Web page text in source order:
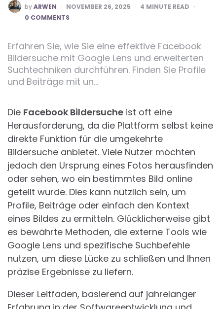
POSTED
BY
byARWEN NOVEMBER 26, 2025 4 MINUTE READ
0 COMMENTS
Erfahren Sie, wie Sie eine effektive Facebook
Bildersuche mit Google Lens und erweiterten
Suchtechniken durchführen. Finden Sie Profile
und Beiträge mit un…
Die Facebook Bildersuche ist oft eine
Herausforderung, da die Plattform selbst keine
direkte Funktion für die umgekehrte
Bildersuche anbietet. Viele Nutzer möchten
jedoch den Ursprung eines Fotos herausfinden
oder sehen, wo ein bestimmtes Bild online
geteilt wurde. Dies kann nützlich sein, um
Profile, Beiträge oder einfach den Kontext
eines Bildes zu ermitteln. Glücklicherweise gibt
es bewährte Methoden, die externe Tools wie
Google Lens und spezifische Suchbefehle
nutzen, um diese Lücke zu schließen und Ihnen
präzise Ergebnisse zu liefern.
Dieser Leitfaden, basierend auf jahrelanger